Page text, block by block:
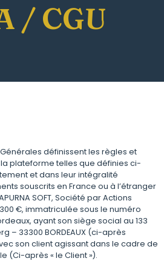
/ CGU
définissent les règles et
plateforme telles que définies ci-
et dans leur intégralité
souscrits en France ou à l’étranger
SOFT, Société par Actions
€, immatriculée sous le numéro
ayant son siège social au 133
– 33300 BORDEAUX (ci-après
son client agissant dans le cadre de
(Ci-après « le Client »).